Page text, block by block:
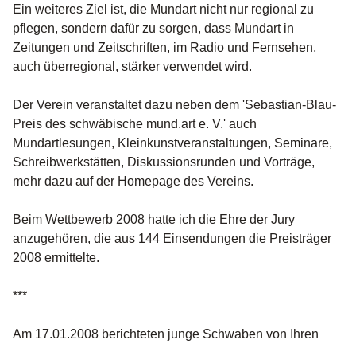
Ein weiteres Ziel ist, die Mundart nicht nur regional zu
pflegen, sondern dafür zu sorgen, dass Mundart in
Zeitungen und Zeitschriften, im Radio und Fernsehen,
auch überregional, stärker verwendet wird.
Der Verein veranstaltet dazu neben dem 'Sebastian-Blau-
Preis des schwäbische mund.art e. V.' auch
Mundartlesungen, Kleinkunstveranstaltungen, Seminare,
Schreibwerkstätten, Diskussionsrunden und Vorträge,
mehr dazu auf der Homepage des Vereins.
Beim Wettbewerb 2008 hatte ich die Ehre der Jury
anzugehören, die aus 144 Einsendungen die Preisträger
2008 ermittelte.
***
Am 17.01.2008 berichteten junge Schwaben von Ihren